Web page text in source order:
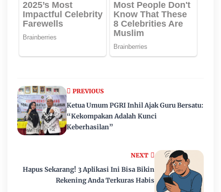
NEXT
Hapus Sekarang! 3 Aplikasi Ini Bisa Bikin
Rekening Anda Terkuras Habis
PREVIOUS
Ketua Umum PGRI Inhil Ajak Guru Bersatu:
“Kekompakan Adalah Kunci
Keberhasilan”